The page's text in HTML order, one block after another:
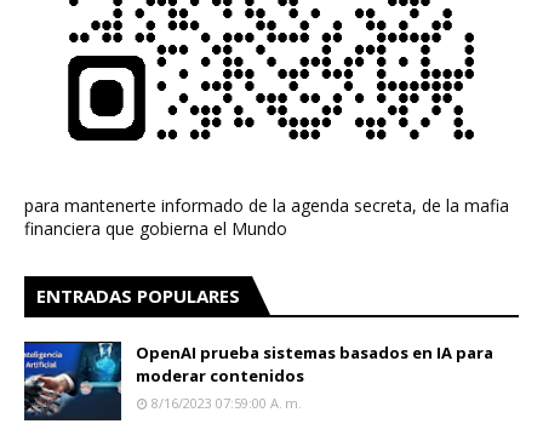
para mantenerte informado de la agenda secreta, de la mafia
financiera que gobierna el Mundo
ENTRADAS POPULARES
OpenAI prueba sistemas basados en IA para
moderar contenidos
8/16/2023 07:59:00 A. M.